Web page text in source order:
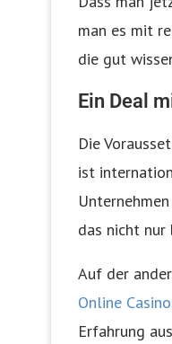
man es mit
die gut
Ein Deal
Die
ist
das nicht nur
Auf der
Online
Erfahrung